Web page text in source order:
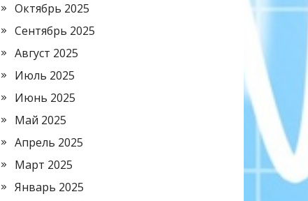
Октябрь 2025
Сентябрь 2025
Август 2025
Июль 2025
Июнь 2025
Май 2025
Апрель 2025
Март 2025
Январь 2025